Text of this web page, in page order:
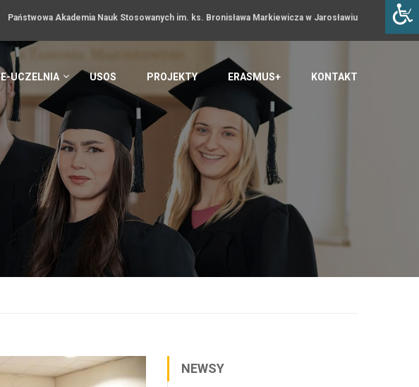
Państwowa Akademia Nauk Stosowanych im. ks. Bronisława Markiewicza w Jarosławiu
E-UCZELNIA USOS PROJEKTY ERASMUS+ KONTAKT
NEWSY